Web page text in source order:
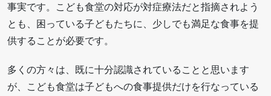
事実です。こども食堂の対応が対症療法だと指摘されよう
とも、困っている子どもたちに、少しでも満足な食事を提
供することが必要です。
多くの方々は、既に十分認識されていることと思います
が、こども食堂は子どもへの食事提供だけを行なっている